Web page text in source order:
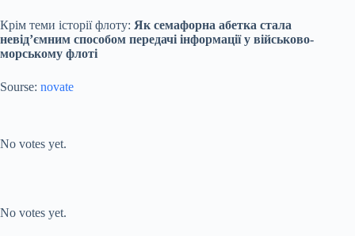
Крім теми історії флоту: Як семафорна абетка стала
невід’ємним способом передачі інформації у військово-
морському флоті
Sourse: novate
No votes yet.
No votes yet.